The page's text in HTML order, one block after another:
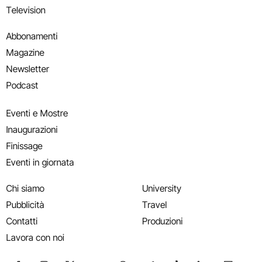
Television
Abbonamenti
Magazine
Newsletter
Podcast
Eventi e Mostre
Inaugurazioni
Finissage
Eventi in giornata
Chi siamo
Pubblicità
Contatti
Lavora con noi
University
Travel
Produzioni